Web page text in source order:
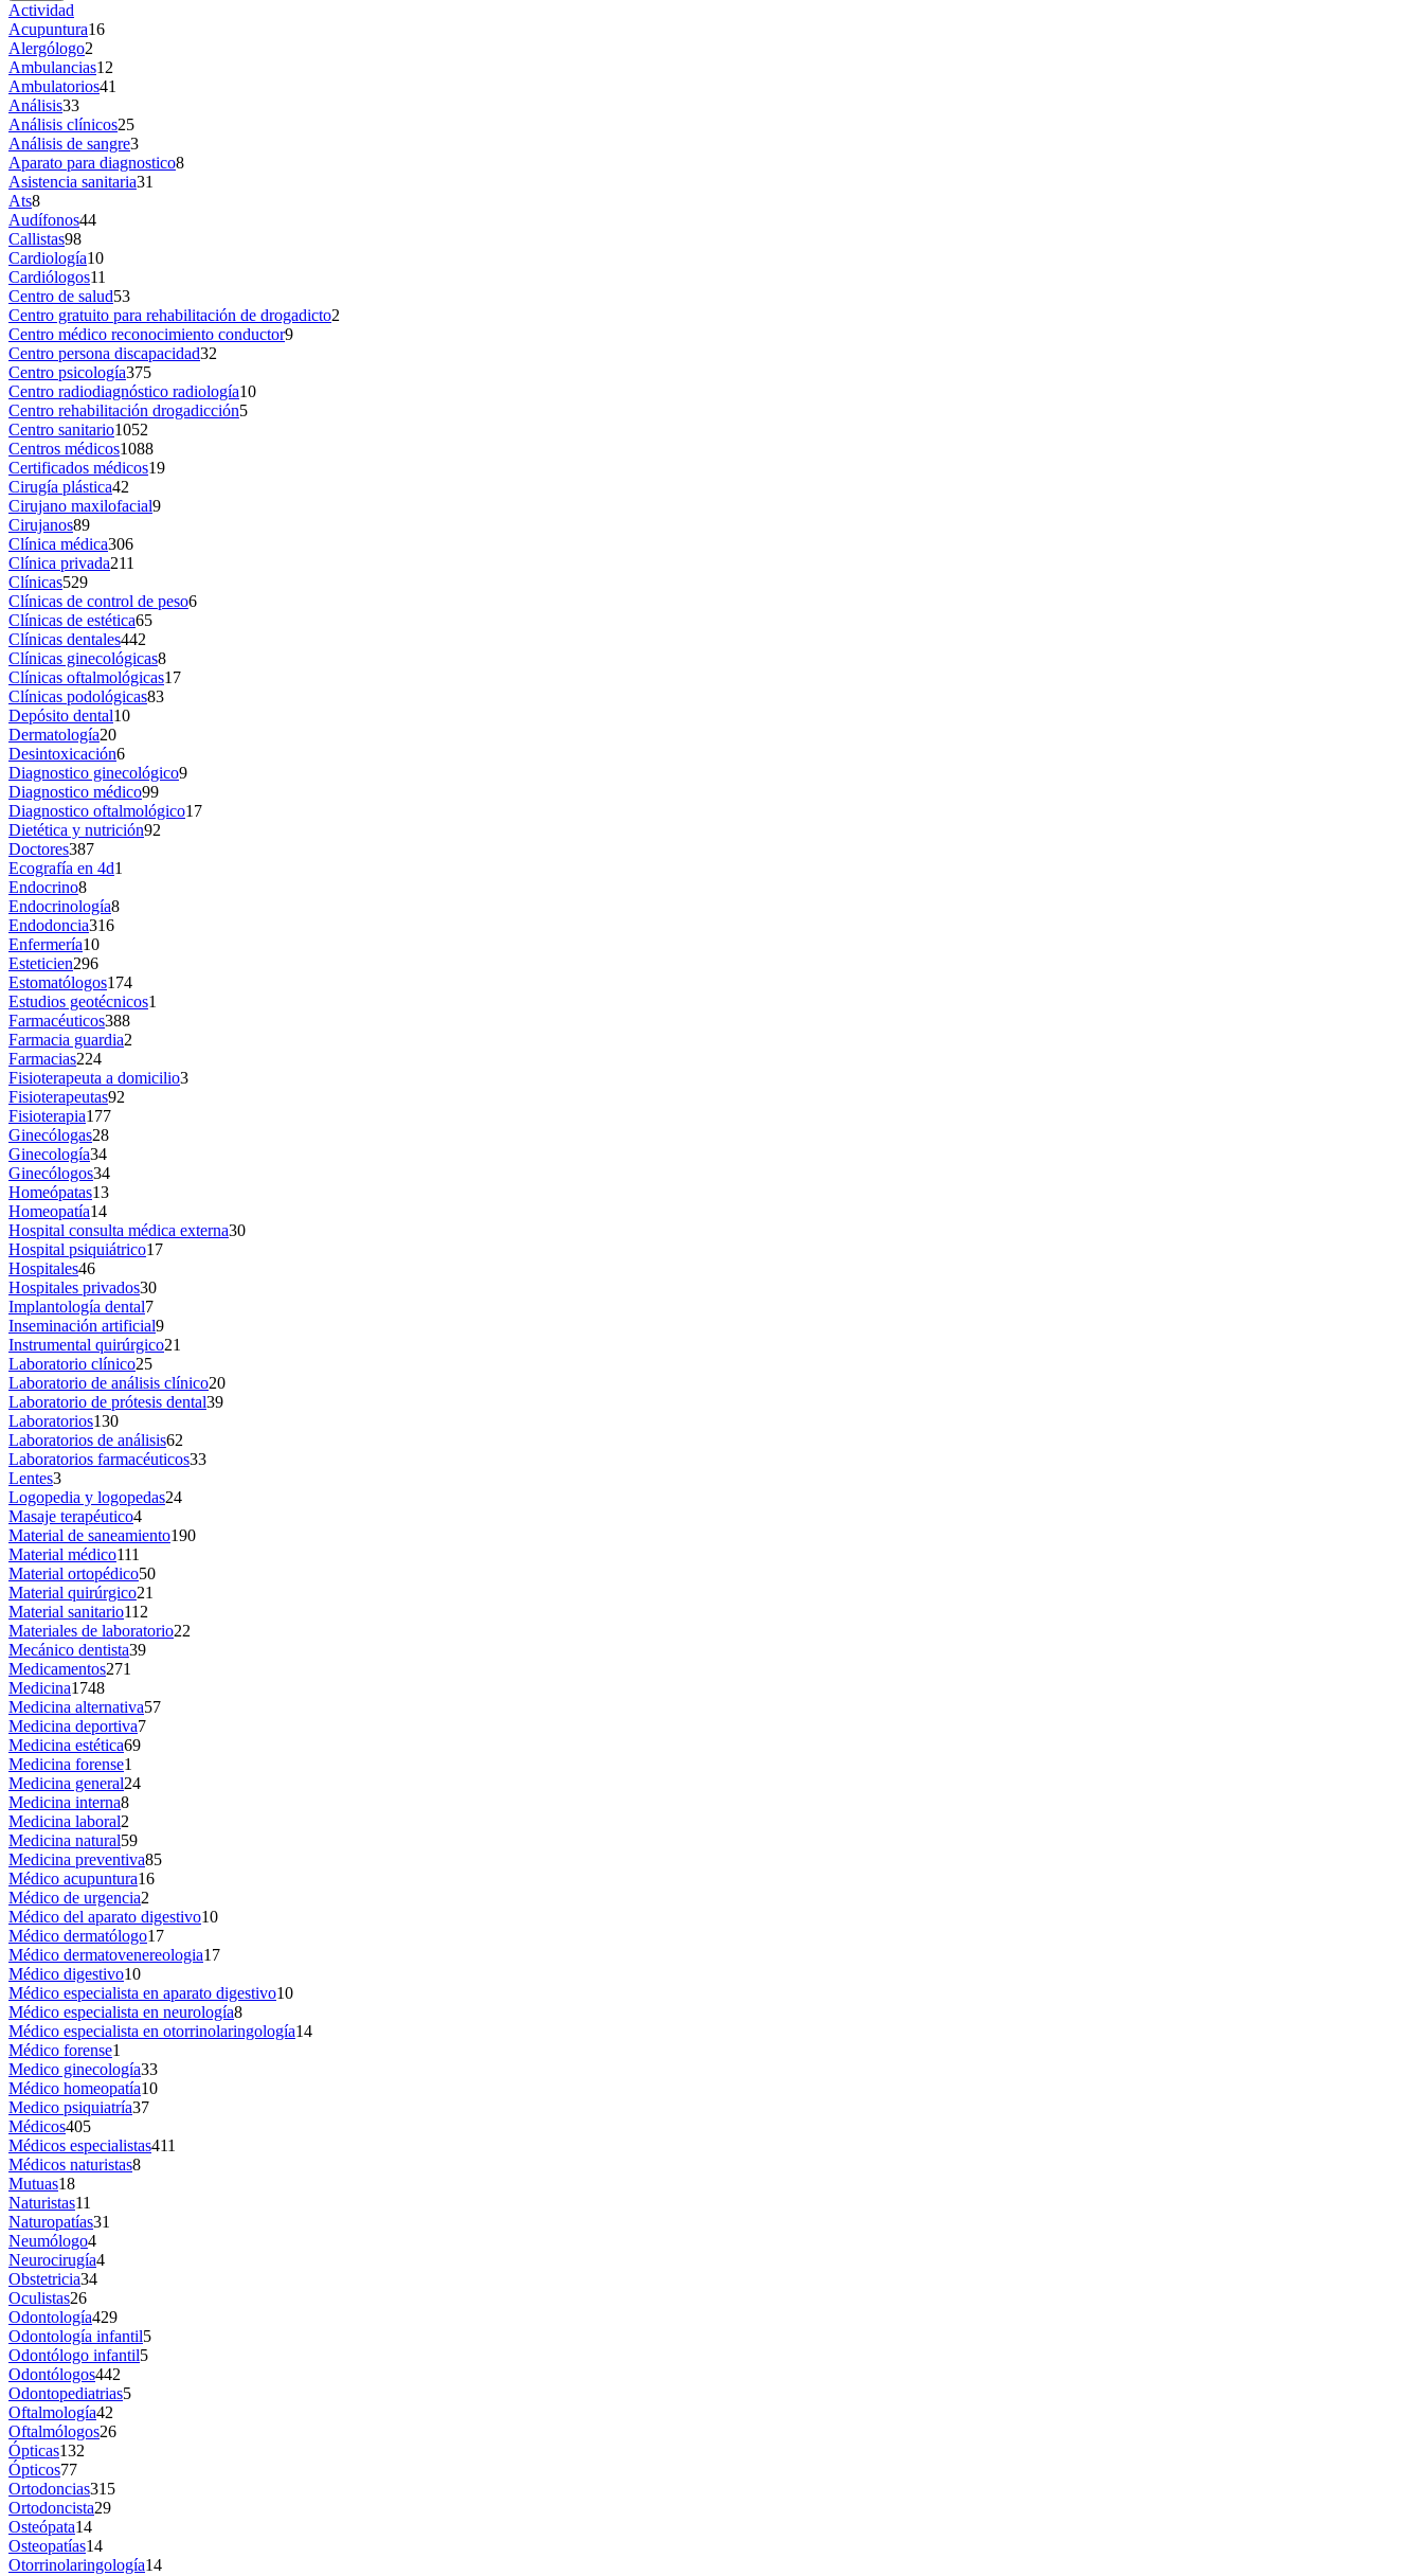
Actividad
Acupuntura16
Alergólogo2
Ambulancias12
Ambulatorios41
Análisis33
Análisis clínicos25
Análisis de sangre3
Aparato para diagnostico8
Asistencia sanitaria31
Ats8
Audífonos44
Callistas98
Cardiología10
Cardiólogos11
Centro de salud53
Centro gratuito para rehabilitación de drogadicto2
Centro médico reconocimiento conductor9
Centro persona discapacidad32
Centro psicología375
Centro radiodiagnóstico radiología10
Centro rehabilitación drogadicción5
Centro sanitario1052
Centros médicos1088
Certificados médicos19
Cirugía plástica42
Cirujano maxilofacial9
Cirujanos89
Clínica médica306
Clínica privada211
Clínicas529
Clínicas de control de peso6
Clínicas de estética65
Clínicas dentales442
Clínicas ginecológicas8
Clínicas oftalmológicas17
Clínicas podológicas83
Depósito dental10
Dermatología20
Desintoxicación6
Diagnostico ginecológico9
Diagnostico médico99
Diagnostico oftalmológico17
Dietética y nutrición92
Doctores387
Ecografía en 4d1
Endocrino8
Endocrinología8
Endodoncia316
Enfermería10
Esteticien296
Estomatólogos174
Estudios geotécnicos1
Farmacéuticos388
Farmacia guardia2
Farmacias224
Fisioterapeuta a domicilio3
Fisioterapeutas92
Fisioterapia177
Ginecólogas28
Ginecología34
Ginecólogos34
Homeópatas13
Homeopatía14
Hospital consulta médica externa30
Hospital psiquiátrico17
Hospitales46
Hospitales privados30
Implantología dental7
Inseminación artificial9
Instrumental quirúrgico21
Laboratorio clínico25
Laboratorio de análisis clínico20
Laboratorio de prótesis dental39
Laboratorios130
Laboratorios de análisis62
Laboratorios farmacéuticos33
Lentes3
Logopedia y logopedas24
Masaje terapéutico4
Material de saneamiento190
Material médico111
Material ortopédico50
Material quirúrgico21
Material sanitario112
Materiales de laboratorio22
Mecánico dentista39
Medicamentos271
Medicina1748
Medicina alternativa57
Medicina deportiva7
Medicina estética69
Medicina forense1
Medicina general24
Medicina interna8
Medicina laboral2
Medicina natural59
Medicina preventiva85
Médico acupuntura16
Médico de urgencia2
Médico del aparato digestivo10
Médico dermatólogo17
Médico dermatovenereologia17
Médico digestivo10
Médico especialista en aparato digestivo10
Médico especialista en neurología8
Médico especialista en otorrinolaringología14
Médico forense1
Medico ginecología33
Médico homeopatía10
Medico psiquiatría37
Médicos405
Médicos especialistas411
Médicos naturistas8
Mutuas18
Naturistas11
Naturopatías31
Neumólogo4
Neurocirugía4
Obstetricia34
Oculistas26
Odontología429
Odontología infantil5
Odontólogo infantil5
Odontólogos442
Odontopediatrias5
Oftalmología42
Oftalmólogos26
Ópticas132
Ópticos77
Ortodoncias315
Ortodoncista29
Osteópata14
Osteopatías14
Otorrinolaringología14